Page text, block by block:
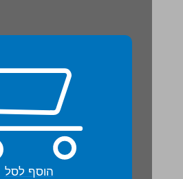
הוסף לסל